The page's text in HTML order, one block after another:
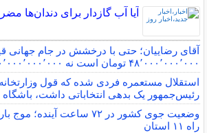
آیا آب گازدار برای دندان‌ها
آقای رضاییان؛ حتی با درخشش در جام جهانی
۴۸٬۰۰۰٬۰۰۰٬۰۰۰ تومان است نه ۲۵۰٬۰۰۰٬۰۰۰٬۰۰۰
استقلال مستعمره فردی شده که قول
رئیس‌جمهور یک بدهی انتخاباتی داشت، باشگاه
وضعیت جوی کشور در ۷۲ ساعت
راه ۱۱ استان